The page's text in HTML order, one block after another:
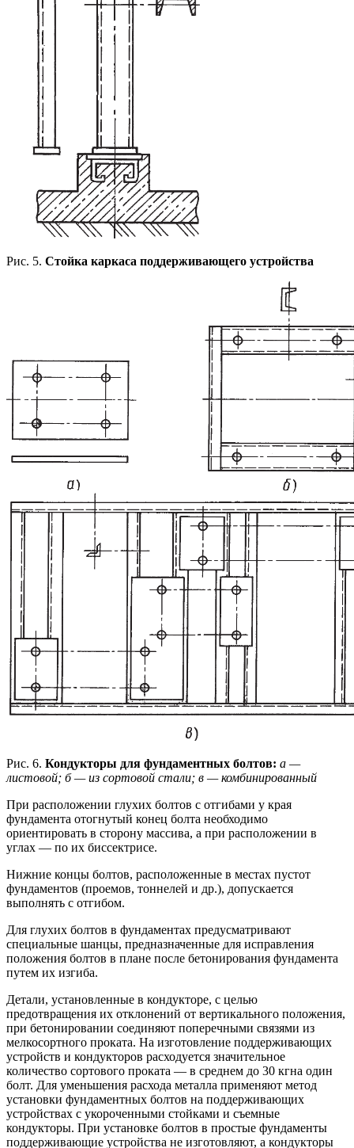
Рис. 5. Стойка каркаса поддерживающего устройства
Рис. 6. Кондукторы для фундаментных болтов: а —
листовой; б — из сортовой стали; в — комбинированный
При расположении глухих болтов с отгибами у края
фундамента отогнутый конец болта необходимо
ориентировать в сторону массива, а при расположении в
углах — по их биссектрисе.
Нижние концы болтов, расположенные в местах пустот
фундаментов (проемов, тоннелей и др.), допускается
выполнять с отгибом.
Для глухих болтов в фундаментах предусматривают
специальные шанцы, предназначенные для исправления
положения болтов в плане после бетонирования фундамента
путем их изгиба.
Детали, установленные в кондукторе, с целью
предотвращения их отклонений от вертикального положения,
при бетонировании соединяют поперечными связями из
мелкосортного проката. На изготовление поддерживающих
устройств и кондукторов расходуется значительное
количество сортового проката — в среднем до 30 кгна один
болт. Для уменьшения расхода металла применяют метод
установки фундаментных болтов на поддерживающих
устройствах с укороченными стойками и съемные
кондукторы. При установке болтов в простые фундаменты
поддерживающие устройства не изготовляют, а кондукторы